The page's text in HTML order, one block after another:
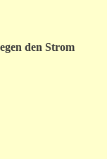
den Strom